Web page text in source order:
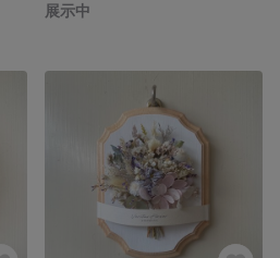
展示中